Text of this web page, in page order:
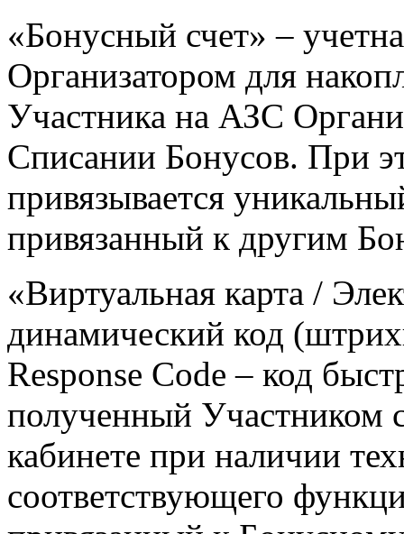
«Бонусный счет» –
Организатором для
Участника на АЗС
Списании Бонусов. При
привязывается
привязанный к другим
«Виртуальная карта /
динамический код
Response Code – код
полученный Участником
кабинете при наличии
соответствующего